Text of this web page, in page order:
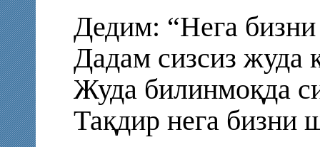
Дедим: “Нега
Дадам сизсиз жуда
Жуда билинмоқда
Тақдир нега бизни